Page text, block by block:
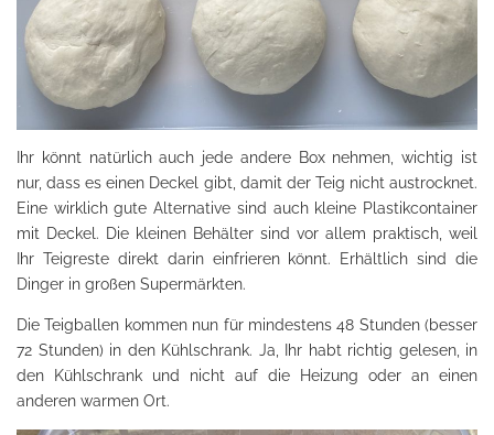
Ihr könnt natürlich auch jede andere Box nehmen, wichtig ist
nur, dass es einen Deckel gibt, damit der Teig nicht austrocknet.
Eine wirklich gute Alternative sind auch kleine Plastikcontainer
mit Deckel. Die kleinen Behälter sind vor allem praktisch, weil
Ihr Teigreste direkt darin einfrieren könnt. Erhältlich sind die
Dinger in großen Supermärkten.
Die Teigballen kommen nun für mindestens 48 Stunden (besser
72 Stunden) in den Kühlschrank. Ja, Ihr habt richtig gelesen, in
den Kühlschrank und nicht auf die Heizung oder an einen
anderen warmen Ort.